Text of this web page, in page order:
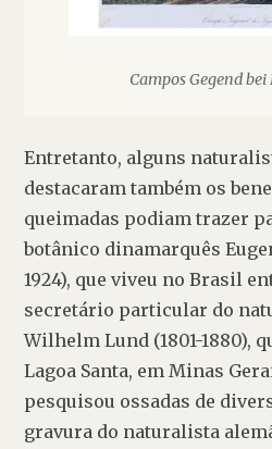
Campos Gegend
Entretanto, alguns
destacaram também os
queimadas podiam trazer
botânico dinamarquês
1924), que viveu no Brasil
secretário particular do
Wilhelm Lund (1801-1880),
Lagoa Santa, em Minas
pesquisou ossadas de
gravura do naturalista